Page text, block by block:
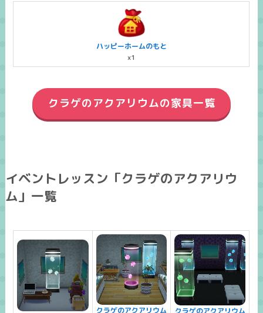
ハッピーホームのもと
x1
クラゲのアクアリウムの家具一覧
イベントレッスン「クラゲのアクアリウ
ム」一覧
クラゲのアクアリウム
クラゲのアクアリウム